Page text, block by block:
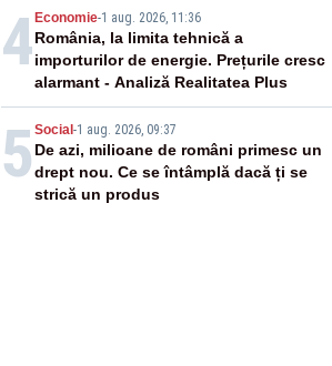
4 Economie-1 aug. 2026, 11:36
România, la limita tehnică a
importurilor de energie. Prețurile cresc
alarmant - Analiză Realitatea Plus
5 Social -1 aug. 2026, 09:37
De azi, milioane de români primesc un
drept nou. Ce se întâmplă dacă ți se
strică un produs